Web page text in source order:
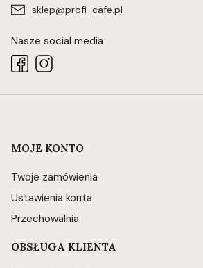
sklep@profi-cafe.pl
Nasze social media
Linki w stopce
MOJE KONTO
Twoje zamówienia
Ustawienia konta
Przechowalnia
OBSŁUGA KLIENTA